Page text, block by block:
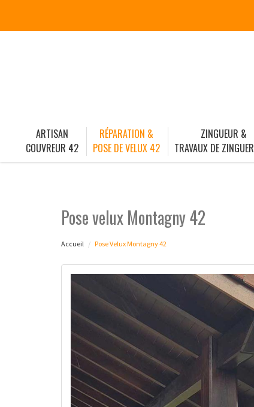
ARTISAN
COUVREUR 42
RÉPARATION &
POSE DE VELUX 42
ZINGUEUR &
TRAVAUX DE
Pose velux Montagny 42
Accueil Pose Velux Montagny 42